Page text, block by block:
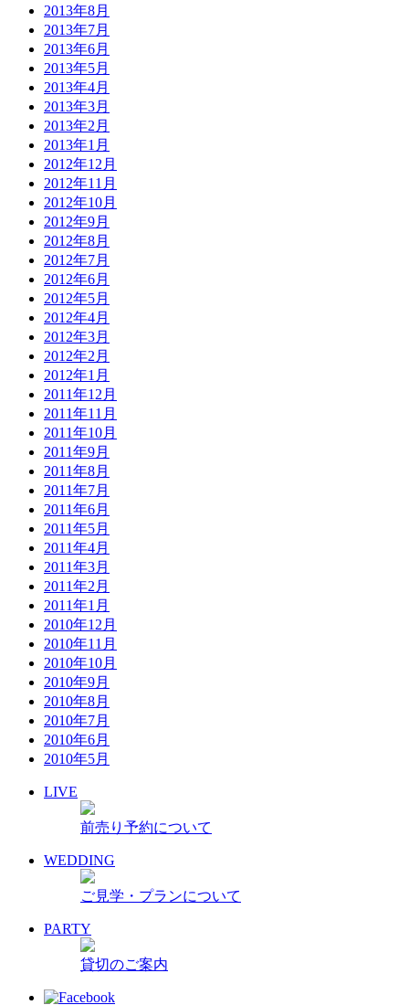
2013年8月
2013年7月
2013年6月
2013年5月
2013年4月
2013年3月
2013年2月
2013年1月
2012年12月
2012年11月
2012年10月
2012年9月
2012年8月
2012年7月
2012年6月
2012年5月
2012年4月
2012年3月
2012年2月
2012年1月
2011年12月
2011年11月
2011年10月
2011年9月
2011年8月
2011年7月
2011年6月
2011年5月
2011年4月
2011年3月
2011年2月
2011年1月
2010年12月
2010年11月
2010年10月
2010年9月
2010年8月
2010年7月
2010年6月
2010年5月
LIVE
前売り予約について
WEDDING
ご見学・プランについて
PARTY
貸切のご案内